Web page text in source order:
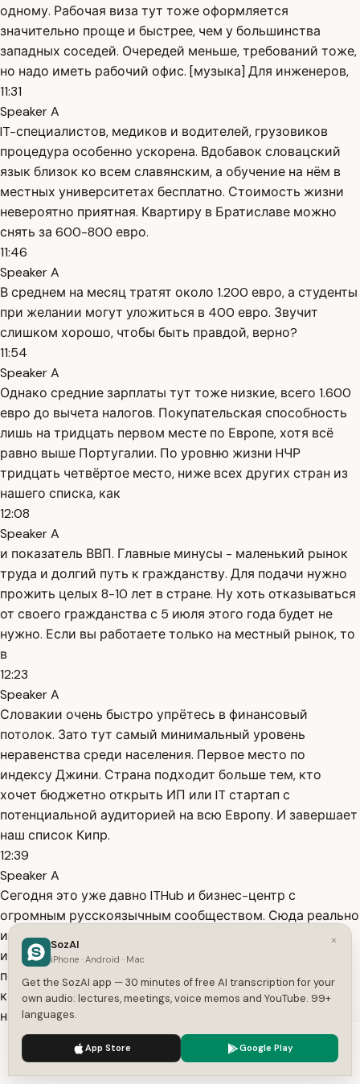
одному. Рабочая виза тут тоже оформляется
значительно проще и быстрее, чем у большинства
западных соседей. Очередей меньше, требований тоже,
но надо иметь рабочий офис. [музыка] Для инженеров,
11:31
Speaker A
IT-специалистов, медиков и водителей, грузовиков
процедура особенно ускорена. Вдобавок словацский
язык близок ко всем славянским, а обучение на нём в
местных университетах бесплатно. Стоимость жизни
невероятно приятная. Квартиру в Братиславе можно
снять за 600-800 евро.
11:46
Speaker A
В среднем на месяц тратят около 1.200 евро, а студенты
при желании могут уложиться в 400 евро. Звучит
слишком хорошо, чтобы быть правдой, верно?
11:54
Speaker A
Однако средние зарплаты тут тоже низкие, всего 1.600
евро до вычета налогов. Покупательская способность
лишь на тридцать первом месте по Европе, хотя всё
равно выше Португалии. По уровню жизни HЧР
тридцать четвёртое место, ниже всех других стран из
нашего списка, как
12:08
Speaker A
и показатель ВВП. Главные минусы - маленький рынок
труда и долгий путь к гражданству. Для подачи нужно
прожить целых 8-10 лет в стране. Ну хоть отказываться
от своего гражданства с 5 июля этого года будет не
нужно. Если вы работаете только на местный рынок, то
в
12:23
Speaker A
Словакии очень быстро упрётесь в финансовый
потолок. Зато тут самый минимальный уровень
неравенства среди населения. Первое место по
индексу Джини. Страна подходит больше тем, кто
хочет бюджетно открыть ИП или IT стартап с
потенциальной аудиторией на всю Европу. И завершает
наш список Кипр.
12:39
Speaker A
Сегодня это уже давно ITHub и бизнес-центр с
огромным русскоязычным сообществом. Сюда реально
и относительно просто переехать, если вы айтишник
или ценный корпоративный сотрудник. Компании
постоянно релоцируют специалистов целыми
командами. Также есть визы цифровых кочевников, но
на них выделяются строгие
12:54
Speaker A
квот. Огромный плюс Кипра - лояльные налоги. Если вы
We use cookies to enhance your experience.
×
SozAI
iPhone · Android · Mac
Get the SozAI app — 30 minutes of free AI transcription for your
own audio: lectures, meetings, voice memos and YouTube. 99+
languages.
App Store Google Play